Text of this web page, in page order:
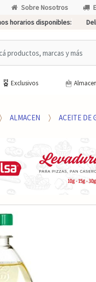
Sobre Nosotros
horarios disponibles:
Exclusivos Almacen
ALMACEN ACEITE DE